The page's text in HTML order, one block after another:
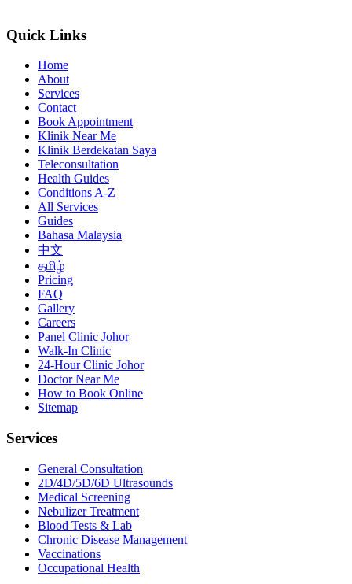
Quick Links
Home
About
Services
Contact
Book Appointment
Klinik Near Me
Klinik Berdekatan Saya
Teleconsultation
Health Guides
Conditions A-Z
All Services
Guides
Bahasa Malaysia
中文
தமிழ்
Pricing
FAQ
Gallery
Careers
Panel Clinic Johor
Walk-In Clinic
24-Hour Clinic Johor
Doctor Near Me
How to Book Online
Sitemap
Services
General Consultation
2D/4D/5D/6D Ultrasounds
Medical Screening
Nebulizer Treatment
Blood Tests & Lab
Chronic Disease Management
Vaccinations
Occupational Health